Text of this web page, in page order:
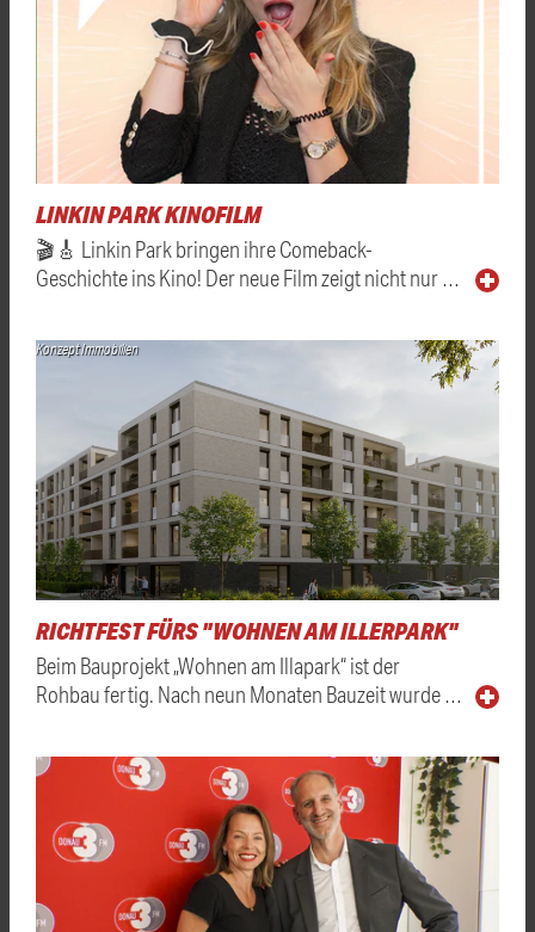
LINKIN PARK KINOFILM
🎬🎸 Linkin Park bringen ihre Comeback-
Geschichte ins Kino! Der neue Film zeigt nicht nur …
Konzept Immobilien
RICHTFEST FÜRS "WOHNEN AM ILLERPARK"
Beim Bauprojekt „Wohnen am Illapark“ ist der
Rohbau fertig. Nach neun Monaten Bauzeit wurde …